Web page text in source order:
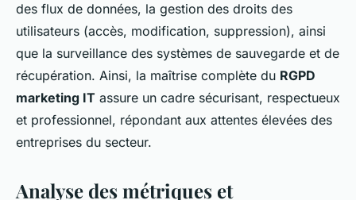
des flux de données, la gestion des droits des
utilisateurs (accès, modification, suppression), ainsi
que la surveillance des systèmes de sauvegarde et de
récupération. Ainsi, la maîtrise complète du RGPD
marketing IT assure un cadre sécurisant, respectueux
et professionnel, répondant aux attentes élevées des
entreprises du secteur.
Analyse des métriques et